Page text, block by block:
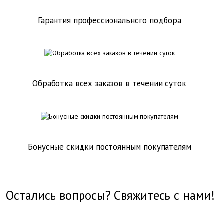
Гарантия профессионального подбора
Обработка всех заказов в течении суток
Бонусные скидки постоянным покупателям
Остались вопросы? Свяжитесь с нами!